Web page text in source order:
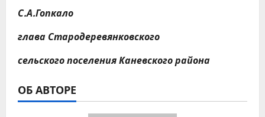
С.А.Гопкало
глава Стародеревянковского
сельского поселения Каневского района
ОБ АВТОРЕ